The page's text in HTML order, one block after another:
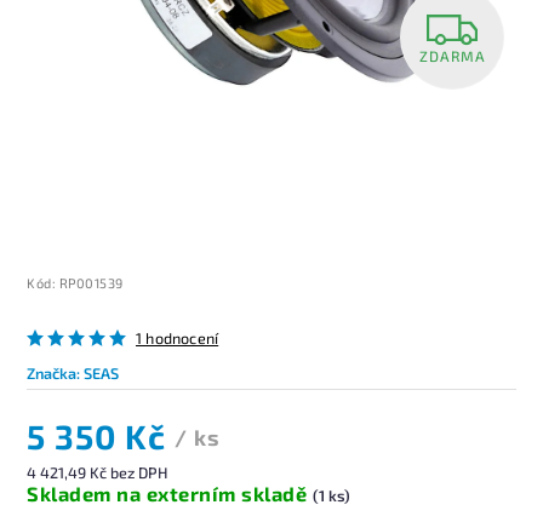
ZDARMA
Kód: RP001539
1 hodnocení
Značka:SEAS
5 350 Kč / ks
4 421,49 Kč bez DPH
Skladem na externím skladě (1 ks)